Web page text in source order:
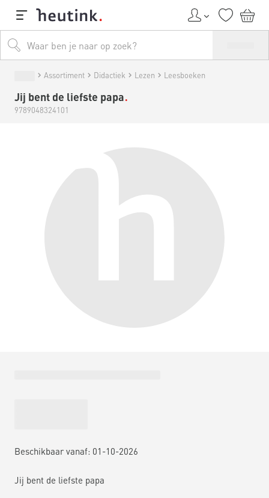
Assortiment Didactiek Lezen Leesboeken
Jij bent de liefste papa
9789048324101
Beschikbaar vanaf: 01-10-2026
Jij bent de liefste papa